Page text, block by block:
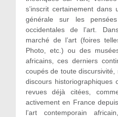
s’inscrit certainement
générale sur les
occidentales de l’art.
marché de l’art (foires
Photo, etc.) ou des
africains, ces derniers
coupés de toute discursivité,
discours historiographiques
revues déjà citées,
activement en France
l’art contemporain